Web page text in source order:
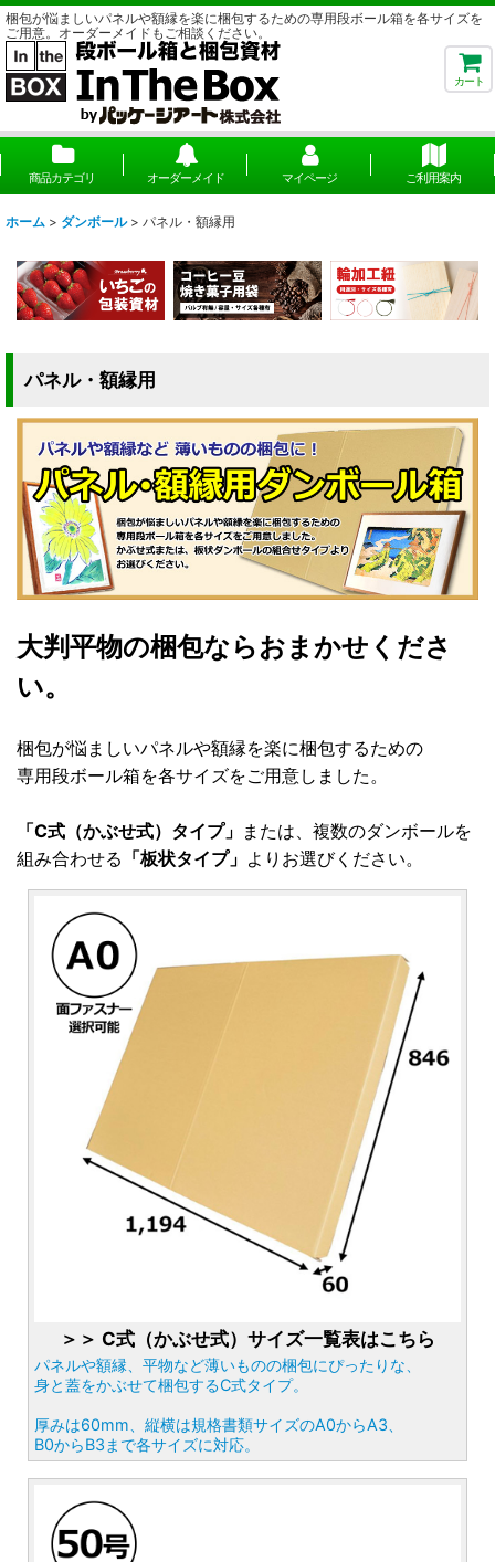
梱包が悩ましいパネルや額縁を楽に梱包するための専用段ボール箱を各サイズを
ご用意。オーダーメイドもご相談ください。
カート
商品カテゴリ オーダーメイド マイページ ご利用案内
ホーム > ダンボール > パネル・額縁用
パネル・額縁用
大判平物の梱包ならおまかせくださ
い。
梱包が悩ましいパネルや額縁を楽に梱包するための
専用段ボール箱を各サイズをご用意しました。
「C式（かぶせ式）タイプ」 または、複数のダンボールを
組み合わせる 「板状タイプ」 よりお選びください。
＞＞ C式（かぶせ式）サイズ一覧表はこちら
パネルや額縁、平物など薄いものの梱包にぴったりな、
身と蓋をかぶせて梱包するC式タイプ。
厚みは60mm、縦横は規格書類サイズのA0からA3、
B0からB3まで各サイズに対応。